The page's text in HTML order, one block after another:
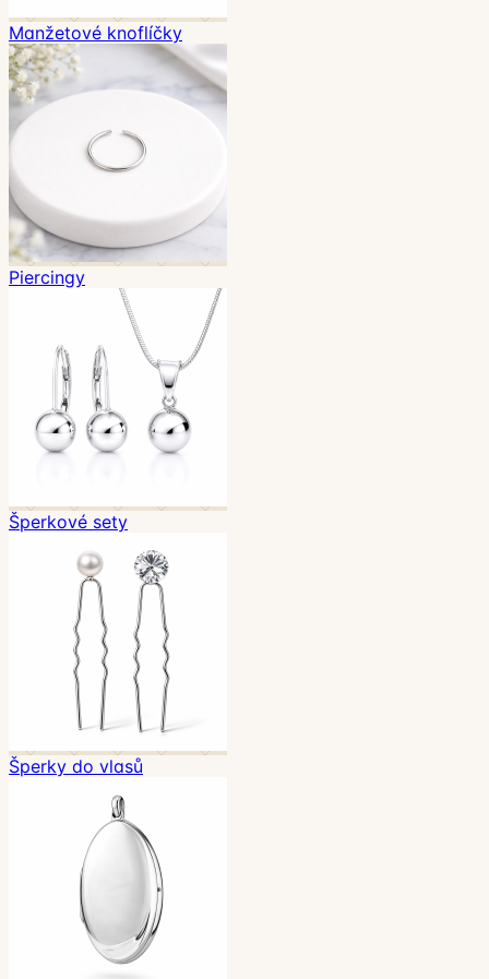
Manžetové knoflíčky
Piercingy
Šperkové sety
Šperky do vlasů